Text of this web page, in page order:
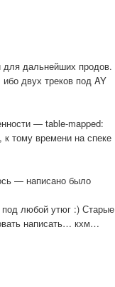
для дальнейших продов.
двух треков под AY
— table-mapped:
тому времени на спеке
— написано было
любой утюг :) Старые
написать… кхм…